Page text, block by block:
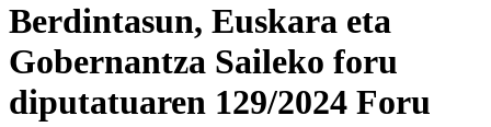
Berdintasun, Euskara eta
Gobernantza Saileko foru
diputatuaren 129/2024 Foru